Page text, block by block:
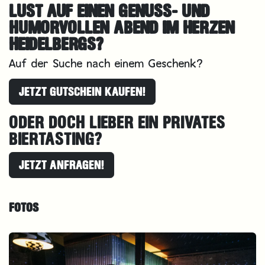
LUST AUF EINEN GENUSS- UND
HUMORVOLLEN ABEND IM HERZEN
HEIDELBERGS?
Auf der Suche nach einem Geschenk?
JETZT GUTSCHEIN KAUFEN!
ODER DOCH LIEBER EIN PRIVATES
BIERTASTING?
JETZT ANFRAGEN!
FOTOS